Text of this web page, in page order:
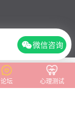
微信咨询
论坛 心理测试